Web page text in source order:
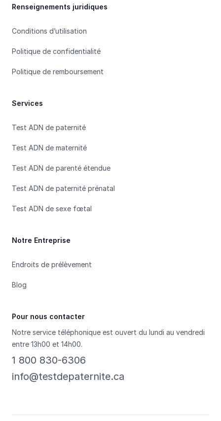
Renseignements juridiques
Conditions d’utilisation
Politique de confidentialité
Politique de remboursement
Services
Test ADN de paternité
Test ADN de maternité
Test ADN de parenté étendue
Test ADN de paternité prénatal
Test ADN de sexe fœtal
Notre Entreprise
Endroits de prélèvement
Blog
Pour nous contacter
Notre service téléphonique est ouvert du lundi au vendredi
entre 13h00 et 14h00.
1 800 830-6306
info@testdepaternite.ca